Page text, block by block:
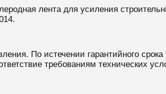
лента для усиления
По истечении гарантийного
требованиям технических